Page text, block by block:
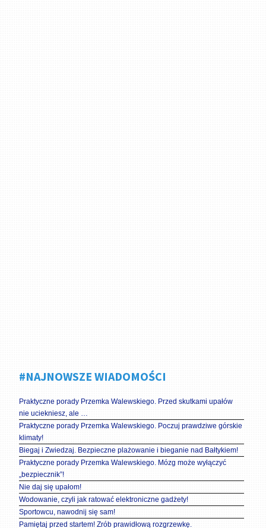
#NAJNOWSZE WIADOMOŚCI
Praktyczne porady Przemka Walewskiego. Przed skutkami upałów
nie uciekniesz, ale …
Praktyczne porady Przemka Walewskiego. Poczuj prawdziwe górskie
klimaty!
Biegaj i Zwiedzaj. Bezpieczne plażowanie i bieganie nad Bałtykiem!
Praktyczne porady Przemka Walewskiego. Mózg może wyłączyć
„bezpiecznik”!
Nie daj się upałom!
Wodowanie, czyli jak ratować elektroniczne gadżety!
Sportowcu, nawodnij się sam!
Pamiętaj przed startem! Zrób prawidłową rozgrzewkę.